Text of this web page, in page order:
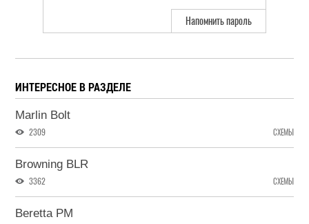
Напомнить пароль
ИНТЕРЕСНОЕ В РАЗДЕЛЕ
Marlin Bolt
2309 СХЕМЫ
Browning BLR
3362 СХЕМЫ
Beretta PM